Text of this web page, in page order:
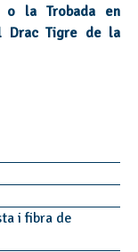
la Trobada en
Drac Tigre de la
i fibra de